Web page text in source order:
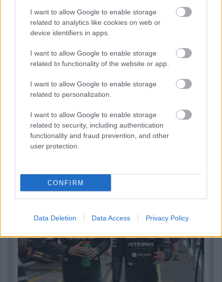
I want to allow Google to enable storage
related to analytics like cookies on web or
device identifiers in apps.
I want to allow Google to enable storage
related to functionality of the website or app.
I want to allow Google to enable storage
related to personalization.
I want to allow Google to enable storage
related to security, including authentication
functionality and fraud prevention, and other
user protection.
CONFIRM
Data Deletion Data Access Privacy Policy
1 napja
Montoya szerint Antonelli kedvessége sem segít